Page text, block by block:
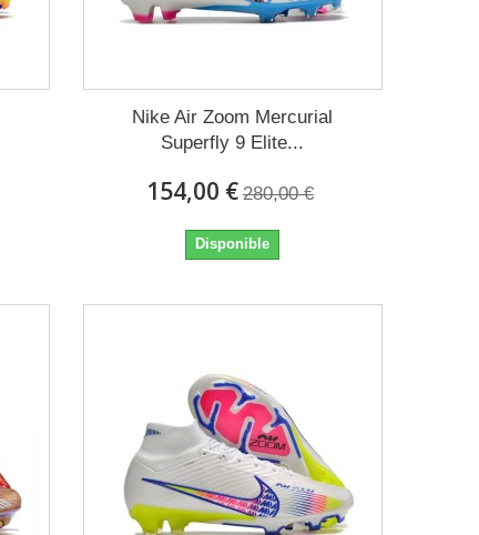
Nike Air Zoom Mercurial
Superfly 9 Elite...
154,00 € 280,00 €
Disponible